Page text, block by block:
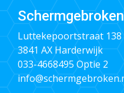
Luttekepoortstraat 138
3841 AX Harderwijk
033-4668495 Optie 2